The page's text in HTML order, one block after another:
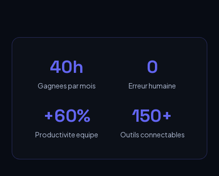
40h
Gagnees par mois
0
Erreur humaine
+60%
Productivite equipe
150+
Outils connectables